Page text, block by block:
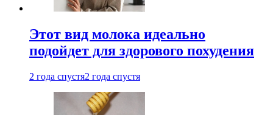
Этот вид молока идеально
подойдет для здорового похудения
2 года спустя2 года спустя